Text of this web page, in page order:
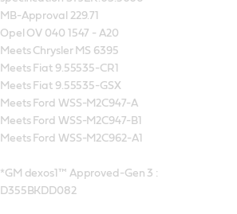
MB-Approval 229.71
Opel OV 040 1547 - A20
Meets Chrysler MS 6395
Meets Fiat 9.55535-CR1
Meets Fiat 9.55535-GSX
Meets Ford WSS-M2C947-A
Meets Ford WSS-M2C947-B1
Meets Ford WSS-M2C962-A1
*GM dexos1™ Approved-Gen 3 :
D355BKDD082